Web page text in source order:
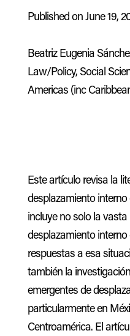
Published on June 19,
Beatriz Eugenia
Law/Policy, Social
Americas (inc
Este artículo revisa la
desplazamiento
incluye no solo la
desplazamiento
respuestas a esa
también la
emergentes de
particularmente en
Centroamérica. El